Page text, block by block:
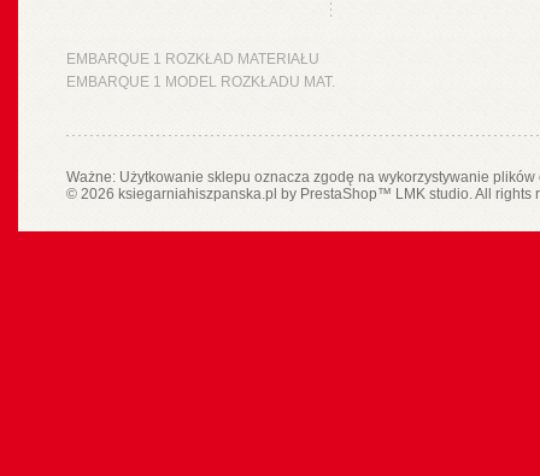
EMBARQUE 1 ROZKŁAD MATERIAŁU
EMBARQUE 1 MODEL ROZKŁADU MAT.
Ważne: Użytkowanie sklepu oznacza zgodę na wykorzystywanie
© 2026 ksiegarniahiszpanska.pl by PrestaShop™ LMK studio. All rights